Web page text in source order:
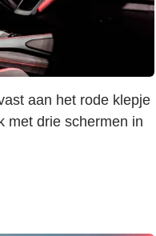
aan het rode klepje
met drie schermen in